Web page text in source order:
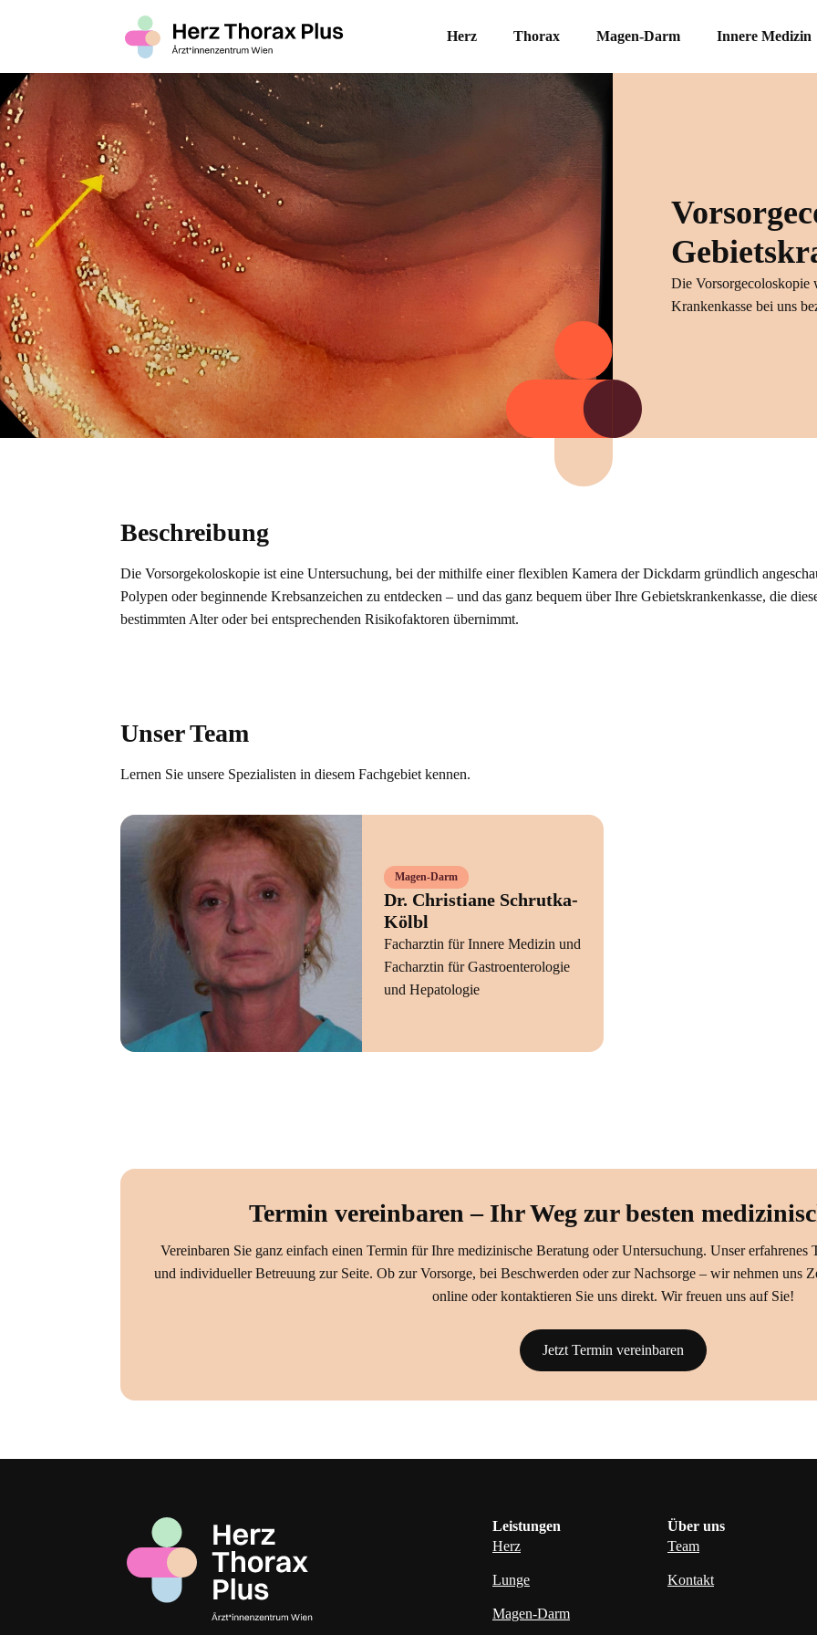
Herz Thorax Magen-Darm Innere Medizin
Die Vorsorgecoloskopie
Krankenkasse bei uns
Beschreibung
Die Vorsorgekoloskopie ist eine Untersuchung, bei der mithilfe einer flexiblen Kamera der Dickdarm gründlich
Polypen oder beginnende Krebsanzeichen zu entdecken – und das ganz bequem über Ihre Gebietskrankenkasse, die
bestimmten Alter oder bei entsprechenden Risikofaktoren übernimmt.
Unser Team
Lernen Sie unsere Spezialisten in diesem Fachgebiet kennen.
Magen-Darm
Dr. Christiane Schrutka-
Kölbl
Facharztin für Innere Medizin und
Facharztin für Gastroenterologie
und Hepatologie
Termin vereinbaren – Ihr Weg zur besten
Vereinbaren Sie ganz einfach einen Termin für Ihre medizinische Beratung oder Untersuchung. Unser erfahrenes
und individueller Betreuung zur Seite. Ob zur Vorsorge, bei Beschwerden oder zur Nachsorge – wir nehmen uns
online oder kontaktieren Sie uns direkt. Wir freuen uns auf Sie!
Jetzt Termin vereinbaren
Leistungen
Herz
Lunge
Magen-Darm
Über uns
Team
Kontakt